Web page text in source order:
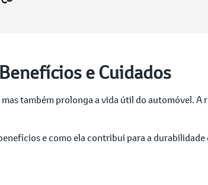
e Cuidados
também prolonga a vida útil do automóvel. A
e como ela contribui para a durabilidade